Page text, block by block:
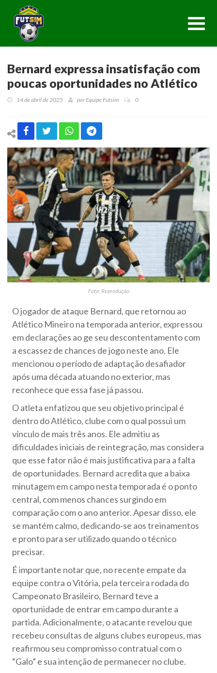
Bernard expressa insatisfação com
poucas oportunidades no Atlético
14 de abril de 2025 por Equipe Futsim 0
Foto: Reprodução
O jogador de ataque Bernard, que retornou ao
Atlético Mineiro na temporada anterior, expressou
em declarações ao ge seu descontentamento com
a escassez de chances de jogo neste ano. Ele
mencionou o período de adaptação desafiador
após uma década atuando no exterior, mas
reconhece que essa fase já passou.
O atleta enfatizou que seu objetivo principal é
dentro do Atlético, clube com o qual possui um
vínculo de mais três anos. Ele admitiu as
dificuldades iniciais de reintegração, mas considera
que esse fator não é mais justificativa para a falta
de oportunidades. Bernard acredita que a baixa
minutagem em campo nesta temporada é o ponto
central, com menos chances surgindo em
comparação com o ano anterior. Apesar disso, ele
se mantém calmo, dedicando-se aos treinamentos
e pronto para ser utilizado quando o técnico
precisar.
É importante notar que, no recente empate da
equipe contra o Vitória, pela terceira rodada do
Campeonato Brasileiro, Bernard teve a
oportunidade de entrar em campo durante a
partida. Adicionalmente, o atacante revelou que
recebeu consultas de alguns clubes europeus, mas
reafirmou seu compromisso contratual com o
“Galo” e sua intenção de permanecer no clube.